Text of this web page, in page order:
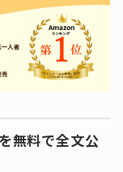
無料で全文公